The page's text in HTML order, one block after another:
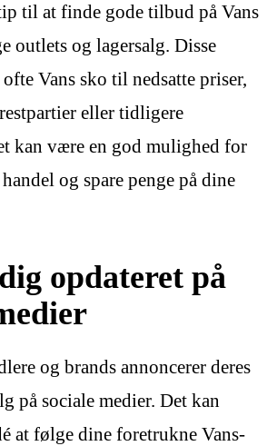
til at finde gode tilbud på Vans
outlets og lagersalg. Disse
Vans sko til nedsatte priser,
eller tidligere
kan være en god mulighed for
og spare penge på dine
opdateret på
og brands annoncerer deres
på sociale medier. Det kan
at følge dine foretrukne Vans-